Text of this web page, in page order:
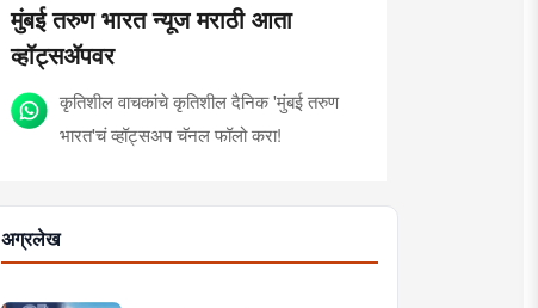
मुंबई तरुण भारत न्यूज मराठी आता
व्हॉट्सॲपवर
कृतिशील वाचकांचे कृतिशील दैनिक 'मुंबई तरुण
भारत'चं व्हॉट्सअप चॅनल फॉलो करा!
अग्रलेख